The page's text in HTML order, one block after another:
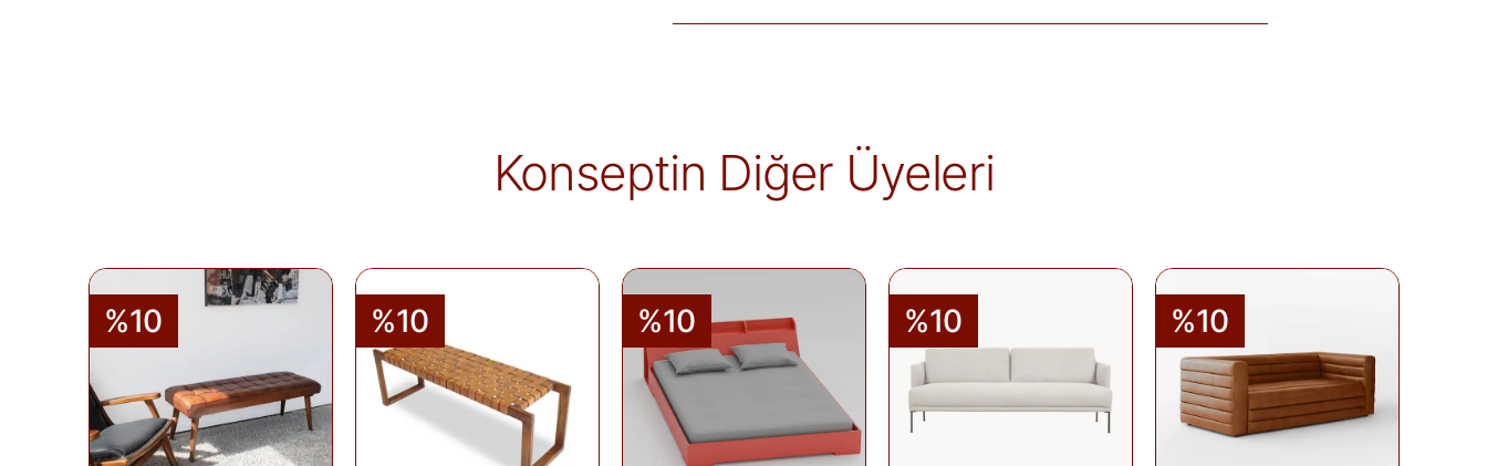
alır.
İade edilen ürünler, iade şartlarına uygun olduğu takdirde 10 gün içinde bankanıza
iletilir. İade sürecini başlatmak için lütfen
Konseptin Diğer Üyeleri
%10 %10 %10 %10 %10